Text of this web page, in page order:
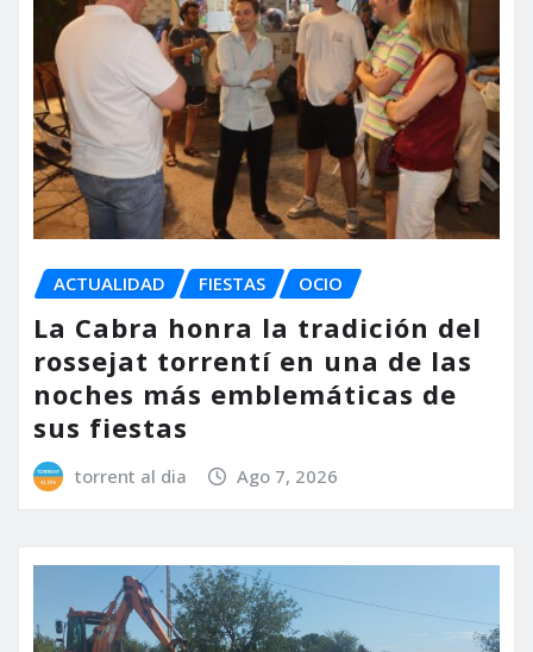
ACTUALIDAD FIESTAS OCIO
La Cabra honra la tradición del
rossejat torrentí en una de las
noches más emblemáticas de
sus fiestas
torrent al dia Ago 7, 2026